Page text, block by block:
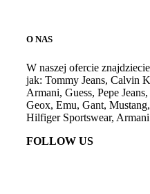
O NAS
W naszej ofercie
jak: Tommy Jeans, Calvin
Armani, Guess, Pepe
Geox, Emu, Gant,
Hilfiger Sportswear,
FOLLOW US